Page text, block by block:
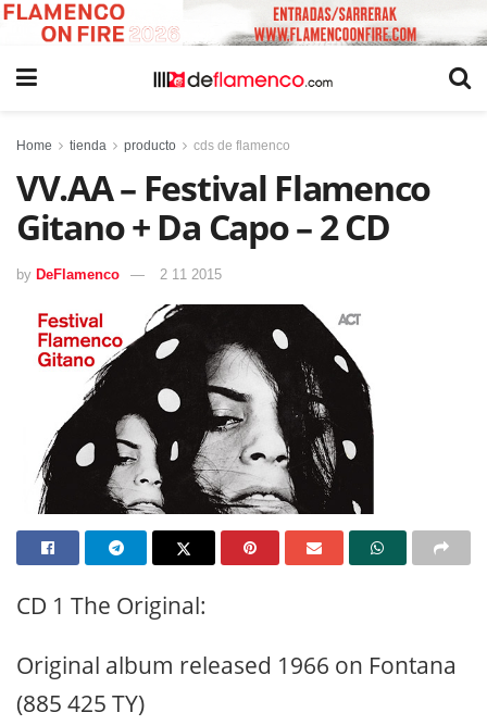
Home tienda producto cds de flamenco
VV.AA – Festival Flamenco
Gitano + Da Capo – 2 CD
by DeFlamenco 2 11 2015
CD 1 The Original:
Original album released 1966 on Fontana
(885 425 TY)